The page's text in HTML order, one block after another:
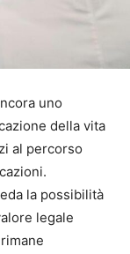
uno
della vita
al percorso
la possibilità
legale